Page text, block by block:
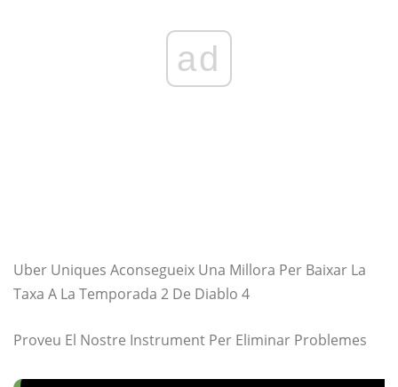
ad
Uber Uniques Aconsegueix Una Millora Per Baixar La
Taxa A La Temporada 2 De Diablo 4
Proveu El Nostre Instrument Per Eliminar Problemes